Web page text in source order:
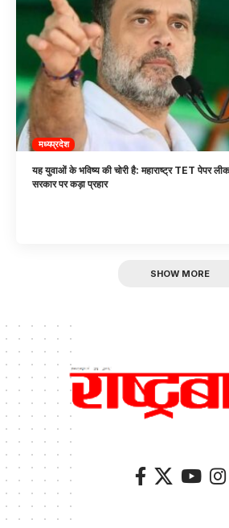
मध्यप्रदेश
यह युवाओं के भविष्य की चोरी है: महाराष्ट्र TET पेपर
सरकार पर कड़ा प्रहार
SHOW MORE